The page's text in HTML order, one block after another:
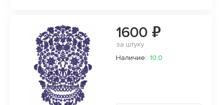
1600 ₽
за штуку
Наличие: 10.0